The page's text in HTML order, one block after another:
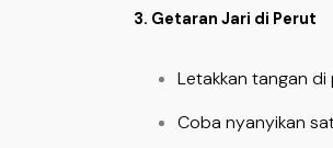
3. Getaran Jari di Perut
Letakkan tangan
Coba nyanyikan